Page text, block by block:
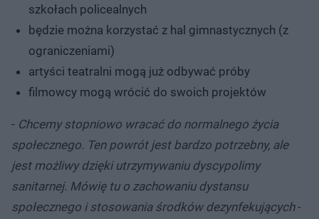
szkołach policealnych
będzie można korzystać z hal gimnastycznych (z
ograniczeniami)
artyści teatralni mogą już odbywać próby
filmowcy mogą wrócić do swoich projektów
- Chcemy stopniowo wracać do normalnego życia
społecznego. Ten powrót jest bardzo potrzebny, ale
jest możliwy dzięki utrzymywaniu dyscypolimy
sanitarnej. Mówię tu o zachowaniu dystansu
społecznego i stosowania środków dezynfekujących-